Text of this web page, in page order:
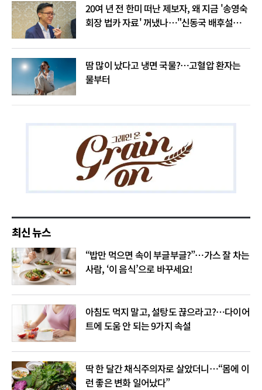
20여 년 전 한미 떠난 제보자, 왜 지금 '송영숙
회장 법카 자료' 꺼냈나…"신동국 배후설은
땀 많이 났다고 냉면 국물?…고혈압 환자는
물부터
최신 뉴스
“밥만 먹으면 속이 부글부글?”…가스 잘 차는
사람, ‘이 음식’으로 바꾸세요!
아침도 먹지 말고, 설탕도 끊으라고?…다이어
트에 도움 안 되는 9가지 속설
딱 한 달간 채식주의자로 살았더니…“몸에 이
런 좋은 변화 일어났다”